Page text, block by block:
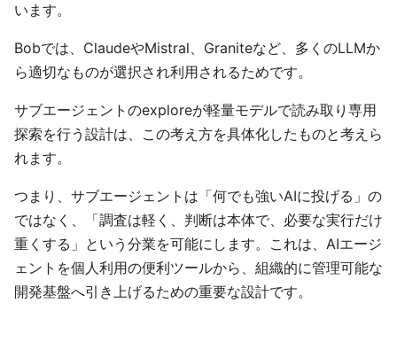
います。
Bobでは、ClaudeやMistral、Graniteなど、多くのLLMか
ら適切なものが選択され利用されるためです。
サブエージェントのexploreが軽量モデルで読み取り専用
探索を行う設計は、この考え方を具体化したものと考えら
れます。
つまり、サブエージェントは「何でも強いAIに投げる」の
ではなく、「調査は軽く、判断は本体で、必要な実行だけ
重くする」という分業を可能にします。これは、AIエージ
ェントを個人利用の便利ツールから、組織的に管理可能な
開発基盤へ引き上げるための重要な設計です。